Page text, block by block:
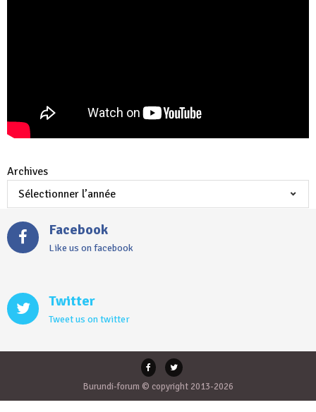
Archives
Facebook
Like us on facebook
Twitter
Tweet us on twitter
Burundi-forum © copyright 2013-2026